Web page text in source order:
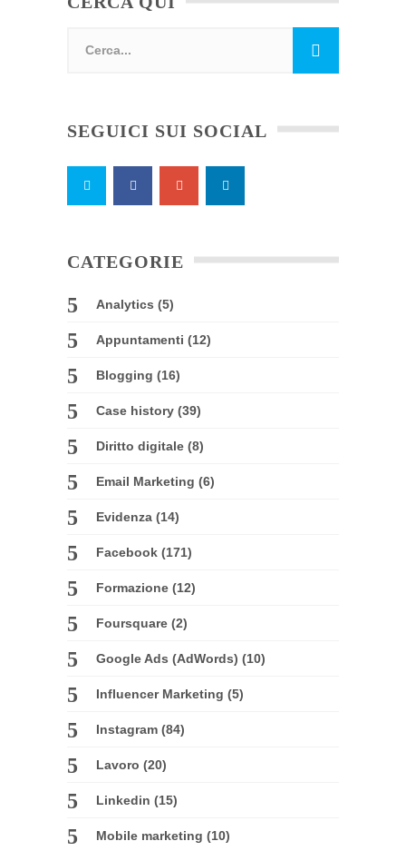
SEGUICI SUI SOCIAL
CATEGORIE
Analytics (5)
Appuntamenti (12)
Blogging (16)
Case history (39)
Diritto digitale (8)
Email Marketing (6)
Evidenza (14)
Facebook (171)
Formazione (12)
Foursquare (2)
Google Ads (AdWords) (10)
Influencer Marketing (5)
Instagram (84)
Lavoro (20)
Linkedin (15)
Mobile marketing (10)